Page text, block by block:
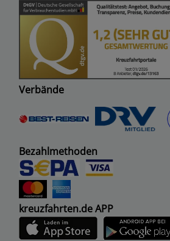
Verbände
Bezahlmethoden
kreuzfahrten.de APP